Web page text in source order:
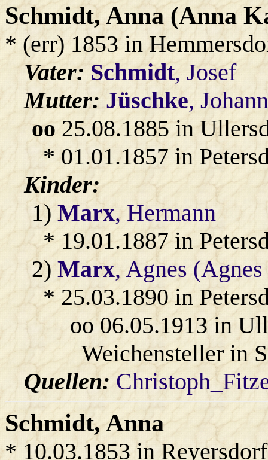
Schmidt, Anna (Anna
* (err) 1853 in
Vater:Schmidt, Josef
Mutter:Jüschke,
oo25.08.1885 in
* 01.01.1857 in
Kinder:
1)Marx, Hermann
* 19.01.1887 in
2)Marx, Agnes
* 25.03.1890 in
oo 06.05.1913 in
Weichensteller in
Quellen:
Schmidt, Anna
* 10.03.1853 in Reyersdorf